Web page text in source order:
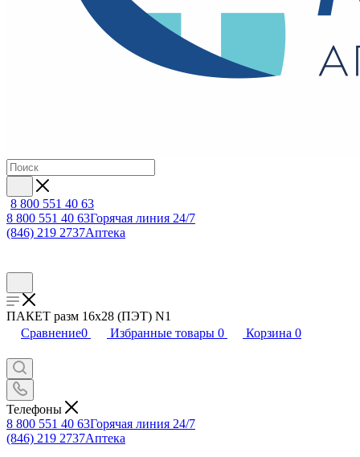
8 800 551 40 63
8 800 551 40 63Горячая линия 24/7
(846) 219 2737Аптека
ПАКЕТ разм 16х28 (ПЭТ) N1
Сравнение0 Избранные товары 0 Корзина 0
Телефоны
8 800 551 40 63Горячая линия 24/7
(846) 219 2737Аптека